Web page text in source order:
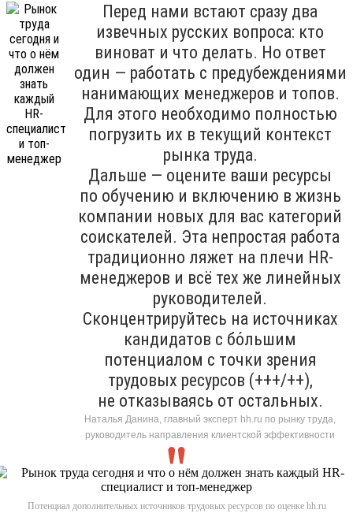
Перед нами встают сразу два
извечных русских вопроса: кто
виноват и что делать. Но ответ
один — работать с предубеждениями
нанимающих менеджеров и топов.
Для этого необходимо полностью
погрузить их в текущий контекст
рынка труда.
Дальше — оцените ваши ресурсы
по обучению и включению в жизнь
компании новых для вас категорий
соискателей. Эта непростая работа
традиционно ляжет на плечи HR-
менеджеров и всё тех же линейных
руководителей.
Сконцентрируйтесь на источниках
кандидатов с бо́льшим
потенциалом с точки зрения
трудовых ресурсов (+++/++),
не отказываясь от остальных.
Наталья Данина, главный эксперт hh.ru по рынку труда,
руководитель направления клиентской эффективности
Потенциал дополнительных источников трудовых ресурсов по оценке hh.ru